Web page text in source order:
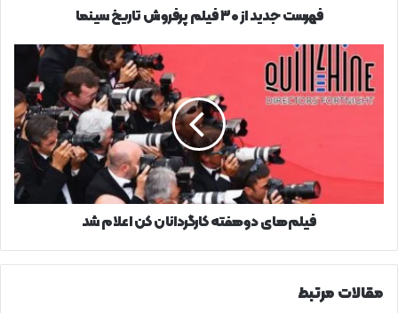
فهرست جدید از ۳۰ فیلم پرفروش تاریخ سینما
فیلم‌های
دوهفته
کارگردانان
کن
فیلم‌های دوهفته کارگردانان کن اعلام شد
مقالات مرتبط